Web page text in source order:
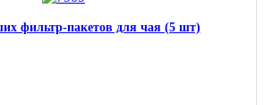
фильтр-пакетов для чая (5 шт)